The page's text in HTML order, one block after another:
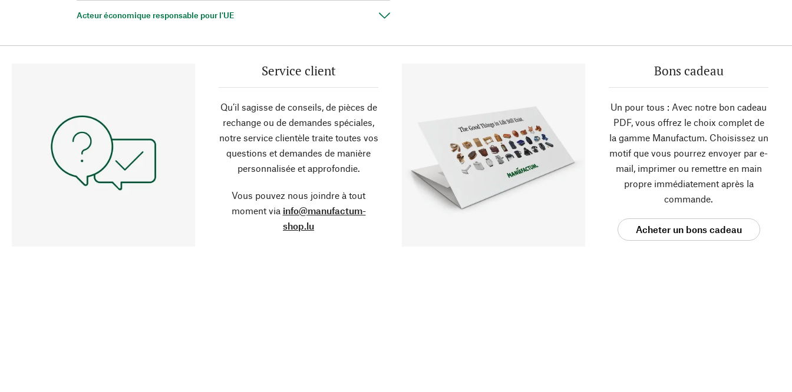
Acteur économique responsable pour l'UE
Service client
Qu’il sagisse de conseils, de pièces de
rechange ou de demandes spéciales,
notre service clientèle traite toutes vos
questions et demandes de manière
personnalisée et approfondie.
Vous pouvez nous joindre à tout
moment via info@manufactum-
shop.lu
Bons cadeau
Un pour tous : Avec notre bon cadeau
PDF, vous offrez le choix complet de
la gamme Manufactum. Choisissez un
motif que vous pourrez envoyer par e-
mail, imprimer ou remettre en main
propre immédiatement après la
commande.
Acheter un bons cadeau